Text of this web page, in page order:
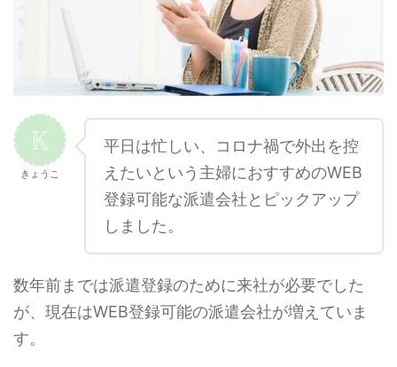
きょうこ
平日は忙しい、コロナ禍で外出を控
えたいという主婦におすすめのWEB
登録可能な派遣会社とピックアップ
しました。
数年前までは派遣登録のために来社が必要でした
が、現在はWEB登録可能の派遣会社が増えていま
す。